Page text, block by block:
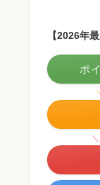
【2026年
ポ